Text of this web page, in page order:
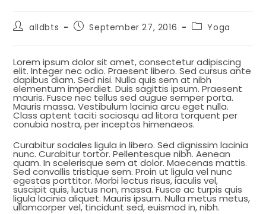
alldbts September 27, 2016 Yoga
Lorem ipsum dolor sit amet, consectetur adipiscing
elit. Integer nec odio. Praesent libero. Sed cursus ante
dapibus diam. Sed nisi. Nulla quis sem at nibh
elementum imperdiet. Duis sagittis ipsum. Praesent
mauris. Fusce nec tellus sed augue semper porta.
Mauris massa. Vestibulum lacinia arcu eget nulla.
Class aptent taciti sociosqu ad litora torquent per
conubia nostra, per inceptos himenaeos.
Curabitur sodales ligula in libero. Sed dignissim lacinia
nunc. Curabitur tortor. Pellentesque nibh. Aenean
quam. In scelerisque sem at dolor. Maecenas mattis.
Sed convallis tristique sem. Proin ut ligula vel nunc
egestas porttitor. Morbi lectus risus, iaculis vel,
suscipit quis, luctus non, massa. Fusce ac turpis quis
ligula lacinia aliquet. Mauris ipsum. Nulla metus metus,
ullamcorper vel, tincidunt sed, euismod in, nibh.